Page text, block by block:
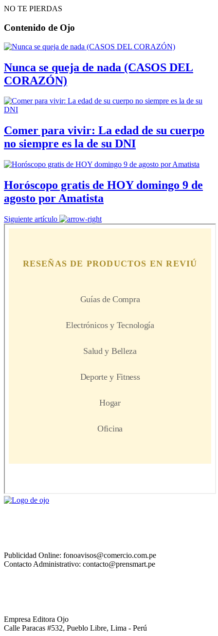
NO TE PIERDAS
Contenido de Ojo
Nunca se queja de nada (CASOS DEL
CORAZÓN)
Comer para vivir: La edad de su cuerpo
no siempre es la de su DNI
Horóscopo gratis de HOY domingo 9 de
agosto por Amatista
Siguiente artículo
Publicidad Online: fonoavisos@comercio.com.pe
Contacto Administrativo: contacto@prensmart.pe
Empresa Editora Ojo
Calle Paracas #532, Pueblo Libre, Lima - Perú